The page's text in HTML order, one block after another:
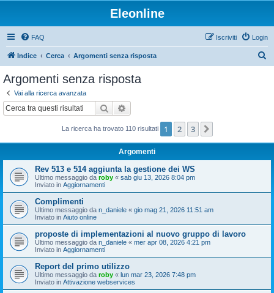
Eleonline
FAQ Login
Iscriviti
Indice Cerca Argomenti senza risposta
Argomenti senza risposta
Vai alla ricerca avanzata
Cerca
La ricerca ha trovato 110 risultati 1 2 3
Argomenti
Rev 513 e 514 aggiunta la gestione dei WS
Ultimo messaggio da roby « sab giu 13, 2026 8:04 pm
Inviato in Aggiornamenti
Complimenti
Ultimo messaggio da n_daniele « gio mag 21, 2026 11:51 am
Inviato in Aiuto online
proposte di implementazioni al nuovo gruppo di lavoro
Ultimo messaggio da n_daniele « mer apr 08, 2026 4:21 pm
Inviato in Aggiornamenti
Report del primo utilizzo
Ultimo messaggio da roby « lun mar 23, 2026 7:48 pm
Inviato in Attivazione webservices